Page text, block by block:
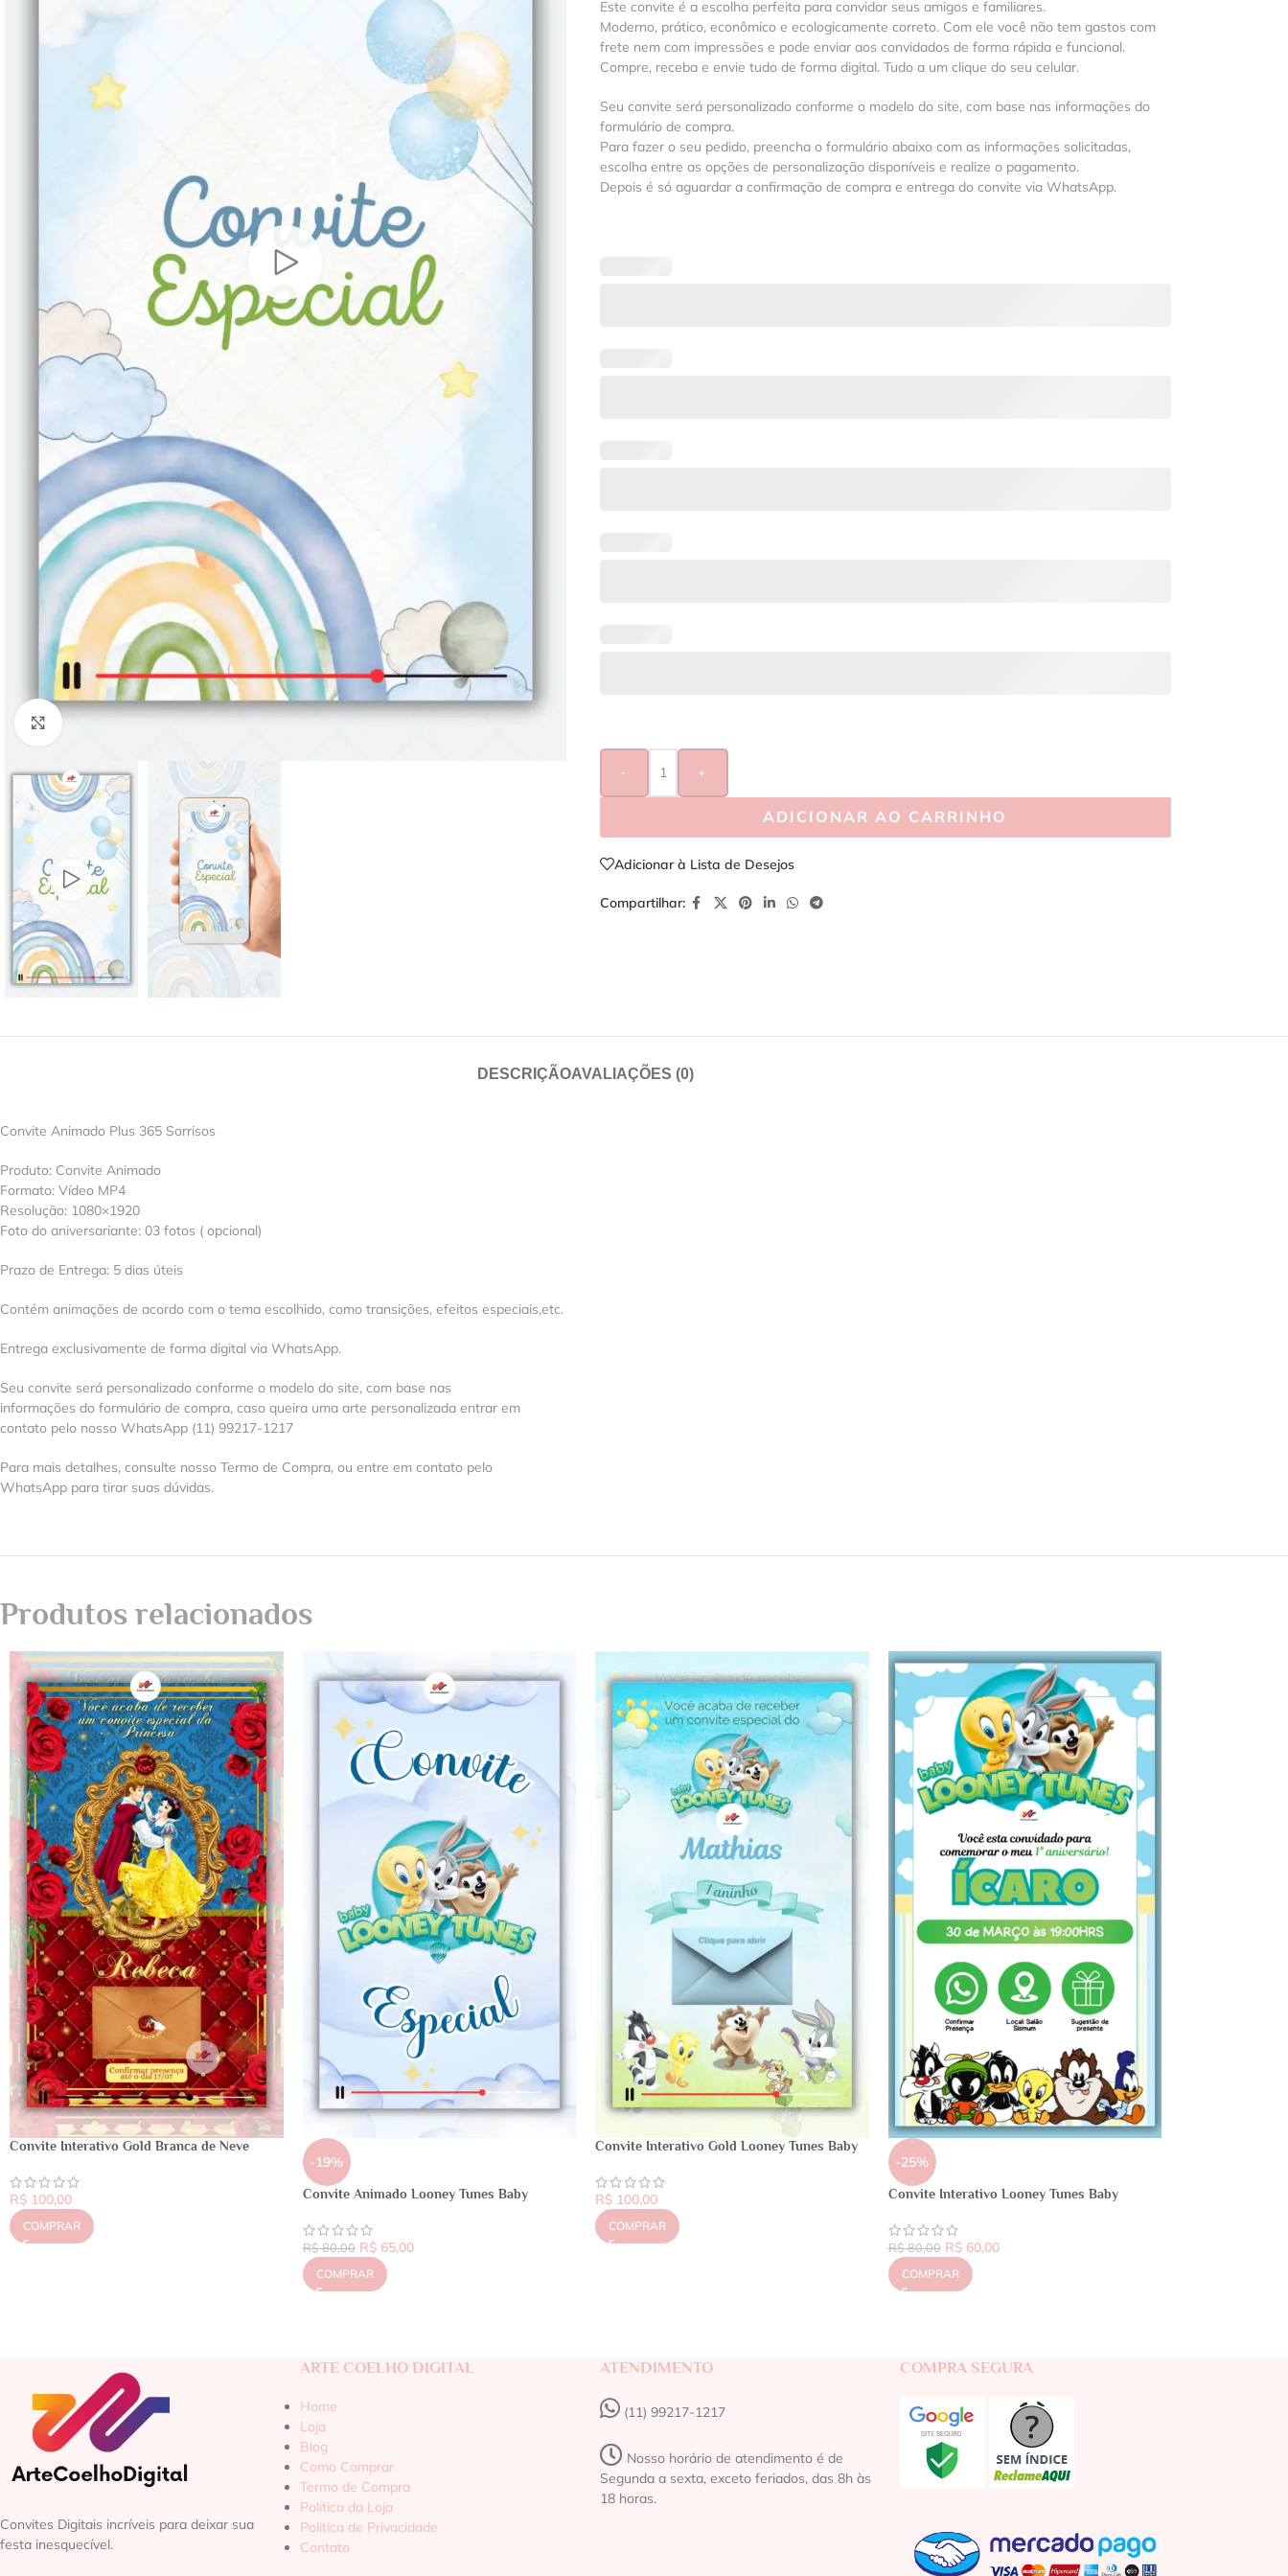
Este convite é a escolha perfeita para convidar seus amigos e familiares.
Moderno, prático, econômico e ecologicamente correto. Com ele você não tem gastos com
frete nem com impressões e pode enviar aos convidados de forma rápida e funcional.
Compre, receba e envie tudo de forma digital. Tudo a um clique do seu celular.
Seu convite será personalizado conforme o modelo do site, com base nas informações do
formulário de compra.
Para fazer o seu pedido, preencha o formulário abaixo com as informações solicitadas,
escolha entre as opções de personalização disponíveis e realize o pagamento.
Depois é só aguardar a confirmação de compra e entrega do convite via WhatsApp.
- +
ADICIONAR AO CARRINHO
Adicionar à Lista de Desejos
Compartilhar:
DESCRIÇÃOAVALIAÇÕES (0)
Convite Animado Plus 365 Sorrisos
Produto: Convite Animado
Formato: Vídeo MP4
Resolução: 1080×1920
Foto do aniversariante: 03 fotos ( opcional)
Prazo de Entrega: 5 dias úteis
Contém animações de acordo com o tema escolhido, como transições, efeitos especiais,etc.
Entrega exclusivamente de forma digital via WhatsApp.
Seu convite será personalizado conforme o modelo do site, com base nas
informações do formulário de compra, caso queira uma arte personalizada entrar em
contato pelo nosso WhatsApp (11) 99217-1217
Para mais detalhes, consulte nosso Termo de Compra, ou entre em contato pelo
WhatsApp para tirar suas dúvidas.
Produtos relacionados
Convite Interativo Gold Branca de Neve
R$ 100,00
COMPRAR
-19%
Convite Animado Looney Tunes Baby
R$80,00 R$65,00
COMPRAR
Convite Interativo Gold Looney Tunes Baby
R$ 100,00
COMPRAR
-25%
Convite Interativo Looney Tunes Baby
R$80,00 R$60,00
COMPRAR
Convites Digitais incríveis para deixar sua
festa inesquecível.
ARTE COELHO DIGITAL
Home
Loja
Blog
Como Comprar
Termo de Compra
Política da Loja
Política de Privacidade
Contato
ATENDIMENTO
(11) 99217-1217‬
Nosso horário de atendimento é de
Segunda a sexta, exceto feriados, das 8h às
18 horas.
COMPRA SEGURA